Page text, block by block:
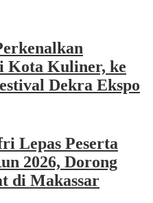
Kota Kuliner, ke
Dekra Ekspo
Lepas Peserta
2026, Dorong
di Makassar